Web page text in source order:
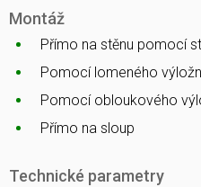
Montáž
Přímo na stěnu pomocí
Pomocí lomeného
Pomocí obloukového
Přímo na sloup
Technické parametry